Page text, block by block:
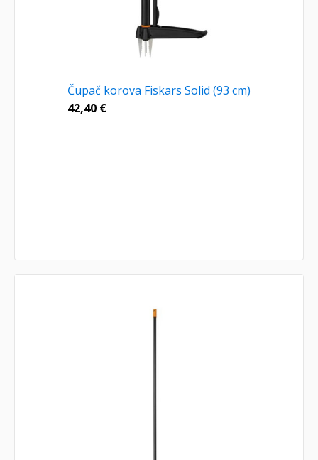
Čupač korova Fiskars Solid (93 cm)
42,40 €